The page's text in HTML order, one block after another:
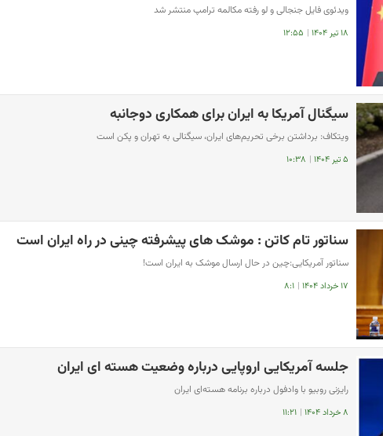
ویدئوی فایل جنجالی و لو رفته مکالمه ترامپ منتشر شد
۱۸ تیر ۱۴۰۴ | ۱۲:۵۵
سیگنال آمریکا به ایران برای همکاری دوجانبه
ویتکاف: برداشتن برخی تحریم‌های ایران، سیگنالی به تهران و پکن است
۵ تیر ۱۴۰۴ | ۱۰:۳۸
سناتور تام کاتن : موشک های پیشرفته چینی در راه ایران است
سناتور آمریکایی:چین در حال ارسال موشک به ایران است!
۱۷ خرداد ۱۴۰۴ | ۸:۱
جلسه آمریکایی اروپایی درباره وضعیت هسته ای ایران
​رایزنی روبیو با وادفول درباره برنامه هسته‌ای ایران
۸ خرداد ۱۴۰۴ | ۱۱:۲۱